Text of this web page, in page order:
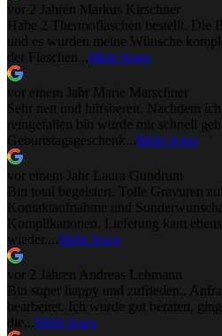
vor 2 Jahren Markus Kirschner
Habe 2 Thermoflaschen bestellt. Die
und es wurden meine Wünsche
der Flaschen... Mehr lesen
vor einem Jahr
Marie Marschner
Sehr nett und hilfsbereit. Nachdem
reingefallen bin wurde mir schnell
Geburtstagsgeschenk... Mehr lesen
vor einem Jahr
Laura Gundrum
Bin total begeistert. Tolle Gravuren
Kontaktaufnahme und
Komplikationen. Lieferung kam
wieder.... Mehr lesen
vor 2 Jahren Andreas Lehmann
Bin super happy und zufrieden..
bearbeitet. Ich wurde gut beraten,
die... Mehr lesen